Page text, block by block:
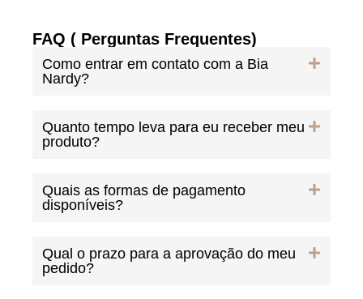
FAQ ( Perguntas Frequentes)
Como entrar em contato com a Bia
Nardy?
Quanto tempo leva para eu receber meu
produto?
Quais as formas de pagamento
disponíveis?
Qual o prazo para a aprovação do meu
pedido?